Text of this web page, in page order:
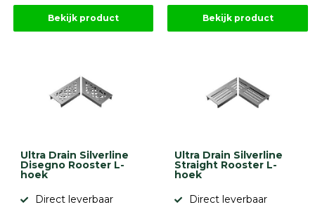
Bekijk product Bekijk product
Ultra Drain Silverline
Disegno Rooster L-
hoek
Direct leverbaar
Ultra Drain Silverline
Straight Rooster L-
hoek
Direct leverbaar